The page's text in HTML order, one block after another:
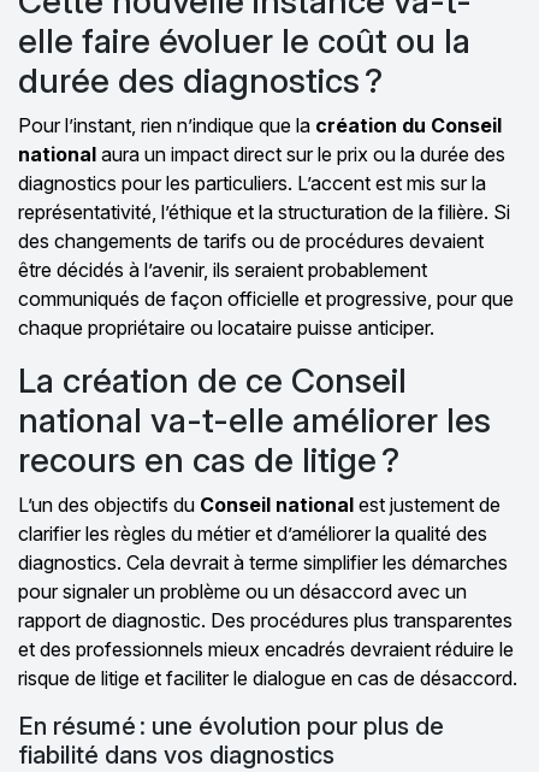
elle faire évoluer le coût ou la
durée des diagnostics ?
Pour l’instant, rien n’indique que la création du Conseil
national aura un impact direct sur le prix ou la durée des
diagnostics pour les particuliers. L’accent est mis sur la
représentativité, l’éthique et la structuration de la filière. Si
des changements de tarifs ou de procédures devaient
être décidés à l’avenir, ils seraient probablement
communiqués de façon officielle et progressive, pour que
chaque propriétaire ou locataire puisse anticiper.
La création de ce Conseil
national va-t-elle améliorer les
recours en cas de litige ?
L’un des objectifs du Conseil national est justement de
clarifier les règles du métier et d’améliorer la qualité des
diagnostics. Cela devrait à terme simplifier les démarches
pour signaler un problème ou un désaccord avec un
rapport de diagnostic. Des procédures plus transparentes
et des professionnels mieux encadrés devraient réduire le
risque de litige et faciliter le dialogue en cas de désaccord.
En résumé : une évolution pour plus de
fiabilité dans vos diagnostics